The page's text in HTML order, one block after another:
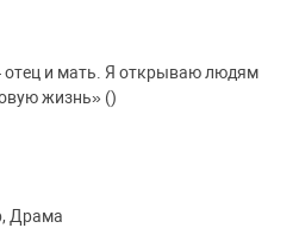
и мать. Я открываю людям
жизнь» ()
Драма